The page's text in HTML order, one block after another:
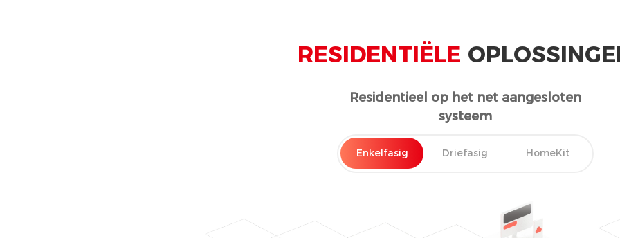
RESIDENTIËLE
Residentieel op het net aangesloten
systeem
Enkelfasig Driefasig HomeKit